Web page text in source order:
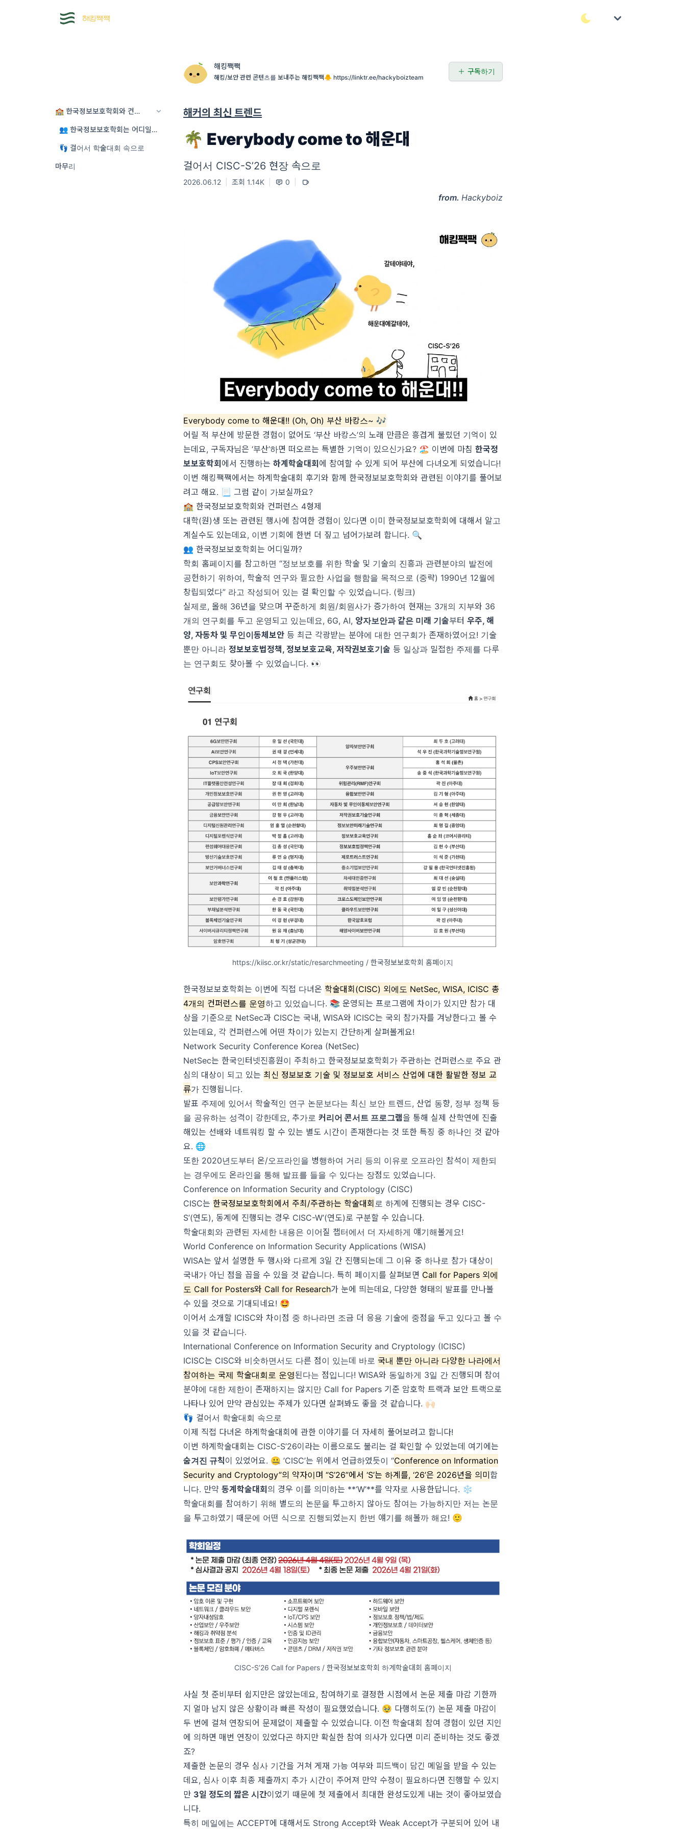
🏫 한국정보보호학회와 컨퍼런스 4형제
👥 한국정보보호학회는 어디일까?
👣 걸어서 학술대회 속으로
마무리
해킹짹짹
해킹/보안 관련 콘텐츠를 보내주는 해킹짹짹🐥 https://linktr.ee/hackyboizteam
구독하기
해커의 최신 트렌드
🌴 Everybody come to 해운대
걸어서 CISC-S’26 현장 속으로
2026.06.12 조회 1.14K 0
from. Hackyboiz
Everybody come to 해운대!! (Oh, Oh) 부산 바캉스~ 🎶
어릴 적 부산에 방문한 경험이 없어도 ‘부산 바캉스’의 노래 만큼은 흥겹게 불렀던 기억이 있
는데요, 구독자님은 ‘부산’하면 떠오르는 특별한 기억이 있으신가요? 🏖️ 이번에 마침한국정
보보호학회에서 진행하는하계학술대회에 참여할 수 있게 되어 부산에 다녀오게 되었습니다!
이번 해킹짹짹에서는 하계학술대회 후기와 함께 한국정보보호학회와 관련된 이야기를 풀어보
려고 해요. 📃 그럼 같이 가보실까요?
🏫 한국정보보호학회와 컨퍼런스 4형제
대학(원)생 또는 관련된 행사에 참여한 경험이 있다면 이미 한국정보보호학회에 대해서 알고
계실수도 있는데요, 이번 기회에 한번 더 짚고 넘어가보려 합니다. 🔍
👥 한국정보보호학회는 어디일까?
학회 홈페이지를 참고하면 “정보보호를 위한 학술 및 기술의 진흥과 관련분야의 발전에
공헌하기 위하여, 학술적 연구와 필요한 사업을 행함을 목적으로 (중략) 1990년 12월에
창립되었다” 라고 작성되어 있는 걸 확인할 수 있었습니다. (링크)
실제로, 올해 36년을 맞으며 꾸준하게 회원/회원사가 증가하여 현재는 3개의 지부와 36
개의 연구회를 두고 운영되고 있는데요, 6G, AI, 양자보안과 같은 미래 기술부터우주, 해
양, 자동차 및 무인이동체보안 등 최근 각광받는 분야에 대한 연구회가 존재하였어요! 기술
뿐만 아니라 정보보호법정책, 정보보호교육, 저작권보호기술 등 일상과 밀접한 주제를 다루
는 연구회도 찾아볼 수 있었습니다. 👀
https://kiisc.or.kr/static/resarchmeeting / 한국정보보호학회 홈페이지
한국정보보호학회는 이번에 직접 다녀온 학술대회(CISC) 외에도 NetSec, WISA, ICISC 총
4개의 컨퍼런스를 운영하고 있었습니다. 📚 운영되는 프로그램에 차이가 있지만 참가 대
상을 기준으로 NetSec과 CISC는 국내, WISA와 ICISC는 국외 참가자를 겨냥한다고 볼 수
있는데요, 각 컨퍼런스에 어떤 차이가 있는지 간단하게 살펴볼게요!
Network Security Conference Korea (NetSec)
NetSec는 한국인터넷진흥원이 주최하고 한국정보보호학회가 주관하는 컨퍼런스로 주요 관
심의 대상이 되고 있는 최신 정보보호 기술 및 정보보호 서비스 산업에 대한 활발한 정보 교
류가 진행됩니다.
발표 주제에 있어서 학술적인 연구 논문보다는 최신 보안 트렌드, 산업 동향, 정부 정책 등
을 공유하는 성격이 강한데요, 추가로커리어 콘서트 프로그램을 통해 실제 산학연에 진출
해있는 선배와 네트워킹 할 수 있는 별도 시간이 존재한다는 것 또한 특징 중 하나인 것 같아
요. 🌐
또한 2020년도부터 온/오프라인을 병행하여 거리 등의 이유로 오프라인 참석이 제한되
는 경우에도 온라인을 통해 발표를 들을 수 있다는 장점도 있었습니다.
Conference on Information Security and Cryptology (CISC)
CISC는 한국정보보호학회에서 주최/주관하는 학술대회 로 하계에 진행되는 경우 CISC-
S’(연도), 동계에 진행되는 경우 CISC-W’(연도)로 구분할 수 있습니다.
학술대회와 관련된 자세한 내용은 이어질 챕터에서 더 자세하게 얘기해볼게요!
World Conference on Information Security Applications (WISA)
WISA는 앞서 설명한 두 행사와 다르게 3일 간 진행되는데 그 이유 중 하나로 참가 대상이
국내가 아닌 점을 꼽을 수 있을 것 같습니다. 특히 페이지를 살펴보면 Call for Papers 외에
도 Call for Posters와 Call for Research가 눈에 띄는데요, 다양한 형태의 발표를 만나볼
수 있을 것으로 기대되네요! 🤩
이어서 소개할 ICISC와 차이점 중 하나라면 조금 더 응용 기술에 중점을 두고 있다고 볼 수
있을 것 같습니다.
International Conference on Information Security and Cryptology (ICISC)
ICISC는 CISC와 비슷하면서도 다른 점이 있는데 바로 국내 뿐만 아니라 다양한 나라에서
참여하는 국제 학술대회로 운영된다는 점입니다! WISA와 동일하게 3일 간 진행되며 참여
분야에 대한 제한이 존재하지는 않지만 Call for Papers 기준 암호학 트랙과 보안 트랙으로
나타나 있어 만약 관심있는 주제가 있다면 살펴봐도 좋을 것 같습니다. 🙌🏻
👣 걸어서 학술대회 속으로
이제 직접 다녀온 하계학술대회에 관한 이야기를 더 자세히 풀어보려고 합니다!
이번 하계학술대회는 CISC-S’26이라는 이름으로도 불리는 걸 확인할 수 있었는데 여기에는
숨겨진 규칙이 있었어요. 🤐 ’CISC’는 위에서 언급하였듯이 “Conference on Information
Security and Cryptology”의 약자이며 “S’26”에서 ‘S’는 하계를, ‘26’은 2026년을 의미합
니다. 만약동계학술대회의 경우 이를 의미하는 **‘W’**를 약자로 사용한답니다. ❄️
학술대회를 참여하기 위해 별도의 논문을 투고하지 않아도 참여는 가능하지만 저는 논문
을 투고하였기 때문에 어떤 식으로 진행되었는지 한번 얘기를 해볼까 해요! 🙂
CISC-S’26 Call for Papers / 한국정보보호학회 하계학술대회 홈페이지
사실 첫 준비부터 쉽지만은 않았는데요, 참여하기로 결정한 시점에서 논문 제출 마감 기한까
지 얼마 남지 않은 상황이라 빠른 작성이 필요했었습니다. 🥹 다행히도(?) 논문 제출 마감이
두 번에 걸쳐 연장되어 문제없이 제출할 수 있었습니다. 이전 학술대회 참여 경험이 있던 지인
에 의하면 매번 연장이 있었다곤 하지만 확실한 참여 의사가 있다면 미리 준비하는 것도 좋겠
죠?
제출한 논문의 경우 심사 기간을 거쳐 게재 가능 여부와 피드백이 담긴 메일을 받을 수 있는
데요, 심사 이후 최종 제출까지 추가 시간이 주어져 만약 수정이 필요하다면 진행할 수 있지
만 3일 정도의 짧은 시간이었기 때문에 첫 제출에서 최대한 완성도있게 내는 것이 좋아보였습
니다.
특히 메일에는 ACCEPT에 대해서도 Strong Accept와 Weak Accept가 구분되어 있어 내